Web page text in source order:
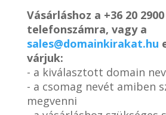
Vásárláshoz a +36 20
telefonszámra, vagy a
sales@domainkirakat.hu
várjuk:
- a kiválasztott domain
- a csomag nevét amiben
megvenni